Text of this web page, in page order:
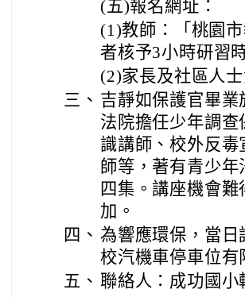
(五)報名網址：
(1)教師：「桃園
者核予3小時研習
(2)家長及社區人
三、 吉靜如保護官畢
法院擔任少年調
識講師、校外反
師等，著有青少
四集。講座機會
加。
四、 為響應環保，當
校汽機車停車位
五、 聯絡人：成功國小